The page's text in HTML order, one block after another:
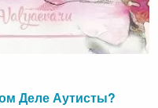
Деле Аутисты?